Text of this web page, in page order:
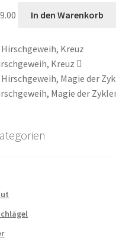
In den Warenkorb
Kreuz
Magie der